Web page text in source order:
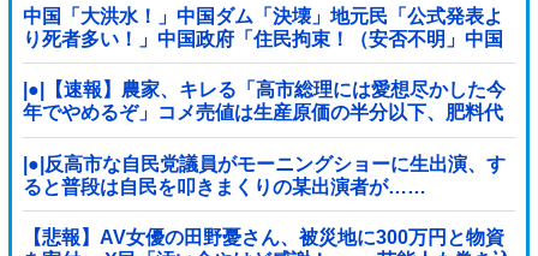
中国「大洪水！」中国ダム「決壊」地元民「公式発表よ
り死者多い！」中国政府「住民拘束！（安否不明」中国
当局「救助隊動画も削除」台風13号「三峡ダム接近中」
→
|●|【速報】農家、キレる「高市総理には愛想尽かした今
年でやめるぞ」コメ売値は生産原価の半分以下、肥料代
や燃料代は高騰
|●|反高市な自民党議員がモーニングショーに生出演、す
ると普段は自民を叩きまくりの某出演者が……
【悲報】AV女優の田野憂さん、被災地に300万円と物資